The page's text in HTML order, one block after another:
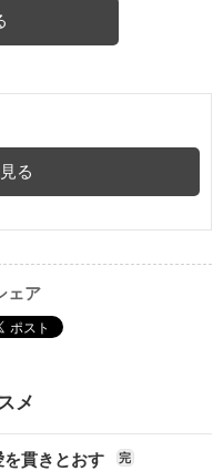
る
ェア
メ
貫きとおす 完